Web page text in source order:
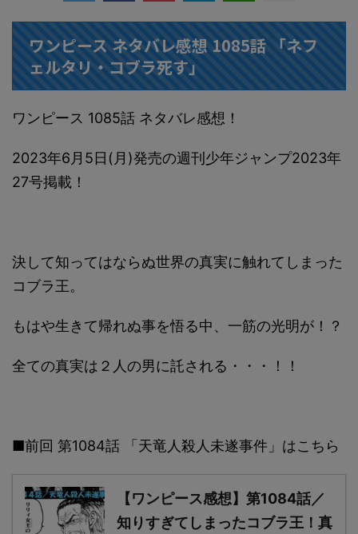
ワンピース ネタバレ感想 1085話 「ネフ
ェルタリ・コブラ死す」
ワンピース 1085話 ネタバレ感想！
2023年6月5日(月)発売の週刊少年ジャンプ2023年
27号掲載！
決して知ってはならぬ世界の真実に触れてしまった
コブラ王。
もはや生きて帰れぬ事を悟る中、一筋の光明が！？
全ての真実は２人の男に託される・・・！！
■前回 第1084話 「天竜人殺人未遂事件」はこちら
【ワンピース感想】第1084話／
知りすぎてしまったコブラ王！真